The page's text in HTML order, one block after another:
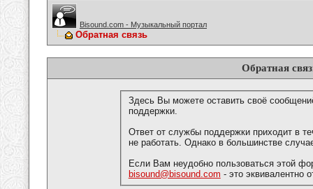
Bisound.com - Музыкальный портал
Обратная связь
Обратная
Здесь Вы можете оставить своё
поддержки.
Ответ от службы поддержки приходит в
не работать. Однако в большинстве
Если Вам неудобно пользоваться этой
bisound@bisound.com - это эквивалентно